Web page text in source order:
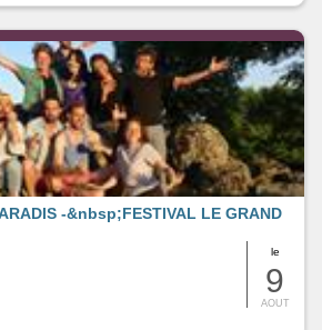
le
9
AOUT
-&nbsp;FESTIVAL LE GRAND